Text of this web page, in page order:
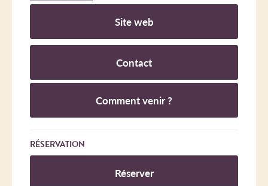
Site web
Contact
Comment venir ?
RÉSERVATION
Réserver